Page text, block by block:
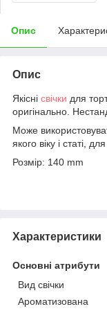
Опис
Опис
Якісні свічки для
оригінально.
Може
якого віку і статі,
Розмір: 140 mm
Характеристики
Основні атрибути
Вид свічки
Ароматизована